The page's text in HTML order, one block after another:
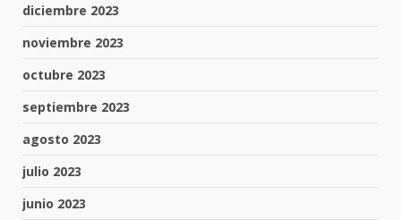
diciembre 2023
noviembre 2023
octubre 2023
septiembre 2023
agosto 2023
julio 2023
junio 2023